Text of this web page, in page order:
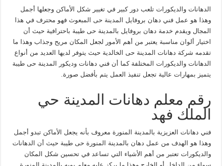
الدهانات والديكورات تلعب دور كبير في تغيير شكل الأماكن وجعلها أجمل
وهذا هو عمل فني دهان بروفايل المدينة حى المبعوث فهو محترف في هذا
المجال ويقدم خدمة دهان بروفايل بالمدينة حى طيبة باحترافية حيث أن
اختيار ألوان مناسبة يعتبر من أهم الأمور لجعل المكان مريح وجذاب وهذا ما
تقدمه شركة دهانات المدينة حى الخالدية حيث يتوفر لديها العديد من أنواع
الدهانات والديكورات المختلفة كما أن فني دهانات وديكور المدينة حى طيبة
يتميز بمهارات عالية تجعل تنفيذ العمل يتم بأفضل صورة.
رقم معلم دهانات المدينة حي
الملك فهد
فني دهانات العزيزية بالمدينة المنورة معروف بأنه يجعل الأماكن تبدو أجمل
وهذا هو الهدف من عمل دهان بالمدينة المنورة حى طيبة حيث أن الدهانات
والديكورات تعتبر من أهم الأشياء التي تساعد في تحسين شكل المكان